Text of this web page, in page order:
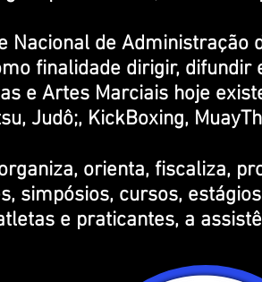
Nacional de
finalidade dirigir,
e Artes Marciais hoje
Judô;, KickBoxing,
orienta, fiscaliza,
simpósios, cursos,
e praticantes, a